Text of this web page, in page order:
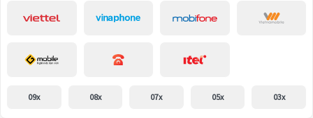
09x 08x 07x 05x 03x